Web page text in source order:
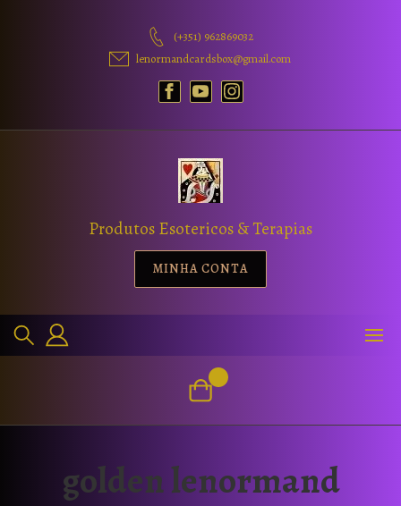
(+351) 962869032
lenormandcardsbox@gmail.com
Produtos Esotericos & Terapias
MINHA CONTA
golden lenormand